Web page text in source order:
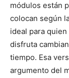
módulos están
colocan según
ideal para
disfruta
tiempo. Esa
argumento del